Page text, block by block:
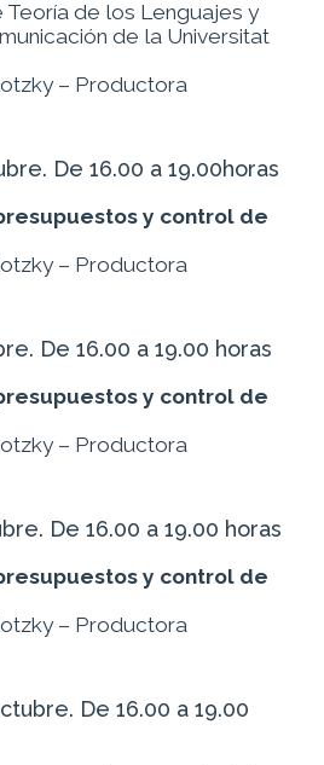
de los Lenguajes y
de la Universitat
– Productora
De 16.00 a 19.00horas
y control de
– Productora
De 16.00 a 19.00 horas
y control de
– Productora
De 16.00 a 19.00 horas
y control de
– Productora
De 16.00 a 19.00